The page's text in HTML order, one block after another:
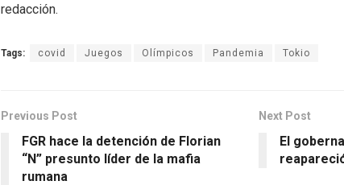
redacción.
Tags: covid Juegos Olímpicos Pandemia Tokio
Previous Post
FGR hace la detención de Florian
“N” presunto líder de la mafia
rumana
Next Post
El